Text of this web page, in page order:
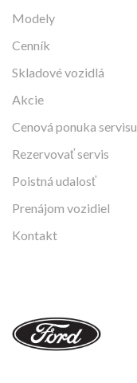
Modely
Cenník
Skladové vozidlá
Akcie
Cenová ponuka servisu
Rezervovať servis
Poistná udalosť
Prenájom vozidiel
Kontakt